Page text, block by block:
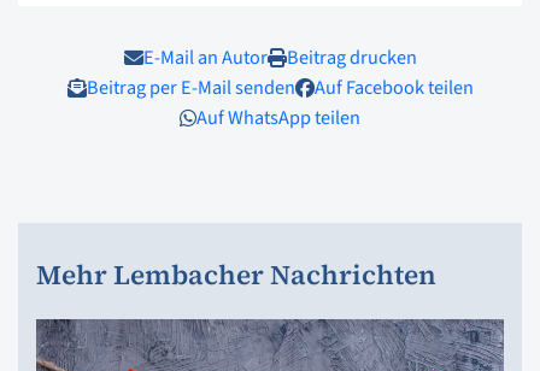
E-Mail an Autor
Beitrag drucken
Beitrag per E-Mail senden
Auf Facebook teilen
Auf WhatsApp teilen
Mehr Lembacher Nachrichten